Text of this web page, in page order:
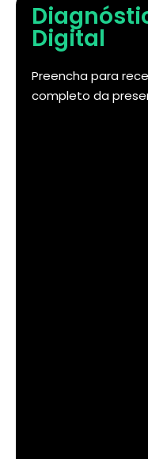
Digital
Preencha para
completo da